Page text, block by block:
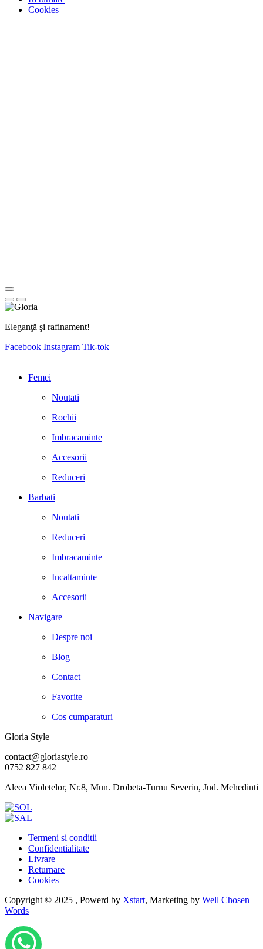
Cookies
Eleganţă şi rafinament!
Facebook Instagram Tik-tok
Femei
Noutati
Rochii
Imbracaminte
Accesorii
Reduceri
Barbati
Noutati
Reduceri
Imbracaminte
Incaltaminte
Accesorii
Navigare
Despre noi
Blog
Contact
Favorite
Cos cumparaturi
Gloria Style
contact@gloriastyle.ro
0752 827 842
Aleea Violetelor, Nr.8, Mun. Drobeta-Turnu Severin, Jud. Mehedinti
Termeni si conditii
Confidentialitate
Livrare
Returnare
Cookies
Copyright © 2025 , Powerd by Xstart, Marketing by Well Chosen
Words